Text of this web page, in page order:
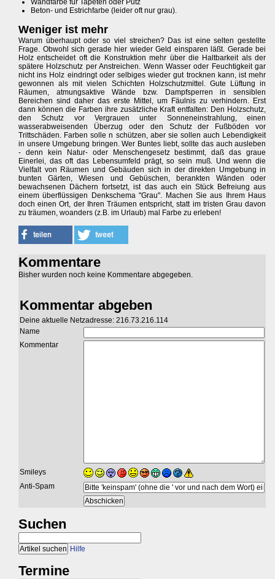
Wandfarbe für Tapeten oder Putz
Beton- und Estrichfarbe (leider oft nur grau).
Weniger ist mehr
Warum überhaupt oder so viel streichen? Das ist eine selten gestellte
Frage. Obwohl sich gerade hier wieder Geld einsparen läßt. Gerade bei
Holz entscheidet oft die Konstruktion mehr über die Haltbarkeit als der
spätere Holzschutz per Anstreichen. Wenn Wasser oder Feuchtigkeit gar
nicht ins Holz eindringt oder selbiges wieder gut trocknen kann, ist mehr
gewonnen als mit vielen Schichten Holzschutzmittel. Gute Lüftung in
Räumen, atmungsaktive Wände bzw. Dampfsperren in sensiblen
Bereichen sind daher das erste Mittel, um Fäulnis zu verhindern. Erst
dann können die Farben ihre zusätzliche Kraft entfalten: Den Holzschutz,
den Schutz vor Vergrauen unter Sonneneinstrahlung, einen
wasserabweisenden Überzug oder den Schutz der Fußböden vor
Trittschäden. Farben solle n schützen, aber sie sollen auch Lebendigkeit
in unsere Umgebung bringen. Wer Buntes liebt, sollte das auch ausleben
- denn kein Natur- oder Menschengesetz bestimmt, daß das graue
Einerlei, das oft das Lebensumfeld prägt, so sein muß. Und wenn die
Vielfalt von Räumen und Gebäuden sich in der direkten Umgebung in
bunten Gärten, Wiesen und Gebüschen, berankten Wänden oder
bewachsenen Dächern fortsetzt, ist das auch ein Stück Befreiung aus
einem überflüssigen Denkschema "Grau". Machen Sie aus Ihrem Haus
doch einen Ort, der Ihren Träumen entspricht, statt im tristen Grau davon
zu träumen, woanders (z.B. im Urlaub) mal Farbe zu erleben!
Kommentare
Bisher wurden noch keine Kommentare abgegeben.
Kommentar abgeben
Deine aktuelle Netzadresse: 216.73.216.114
Name
Kommentar
Smileys
Anti-Spam
Suchen
Hilfe
Termine